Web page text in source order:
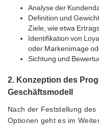
Analyse der
Definition und
Ziele, wie etwa
Identifikation von
oder Markenimage
Sichtung und
2. Konzeption des
Geschäftsmodell
Nach der Feststellung
Optionen geht es im